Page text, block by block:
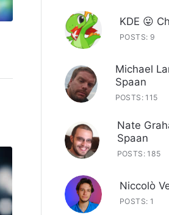
KDE 😛
POSTS: 9
Michael
Spaan
POSTS: 115
Nate
Spaan
POSTS: 185
Niccolò
POSTS: 1